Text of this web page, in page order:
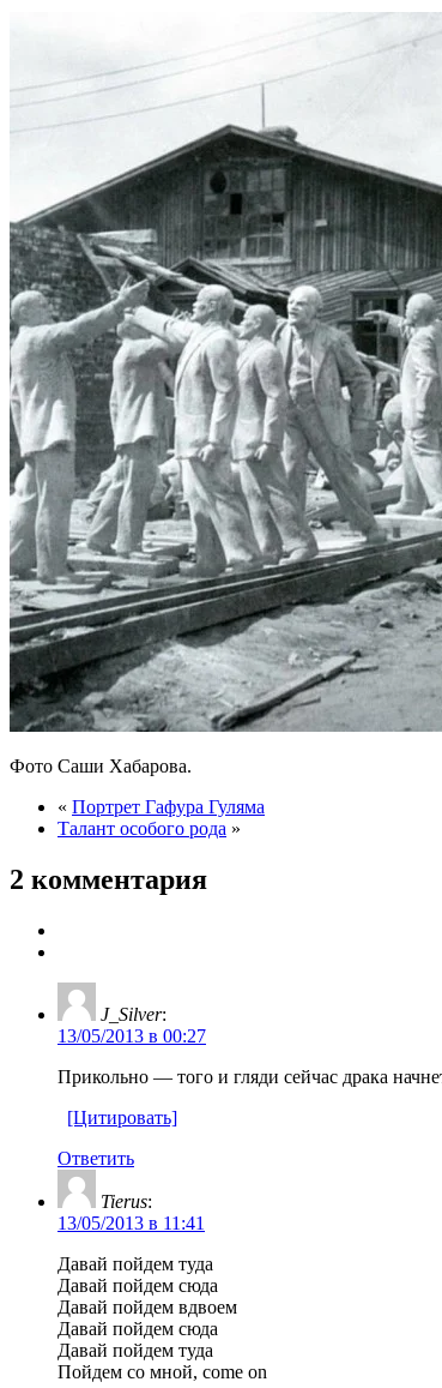
Фото Саши Хабарова.
« Портрет Гафура Гуляма
Талант особого рода »
2 комментария
J_Silver:
13/05/2013 в 00:27
Прикольно — того и гляди сейчас драка
[Цитировать]
Ответить
Tierus:
13/05/2013 в 11:41
Давай пойдем туда
Давай пойдем сюда
Давай пойдем вдвоем
Давай пойдем сюда
Давай пойдем туда
Пойдем со мной, come on